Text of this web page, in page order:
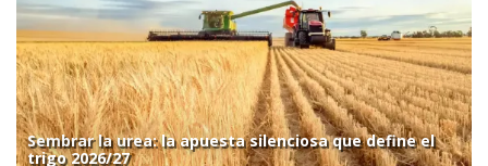
Sembrar la urea: la apuesta silenciosa que define el
trigo 2026/27